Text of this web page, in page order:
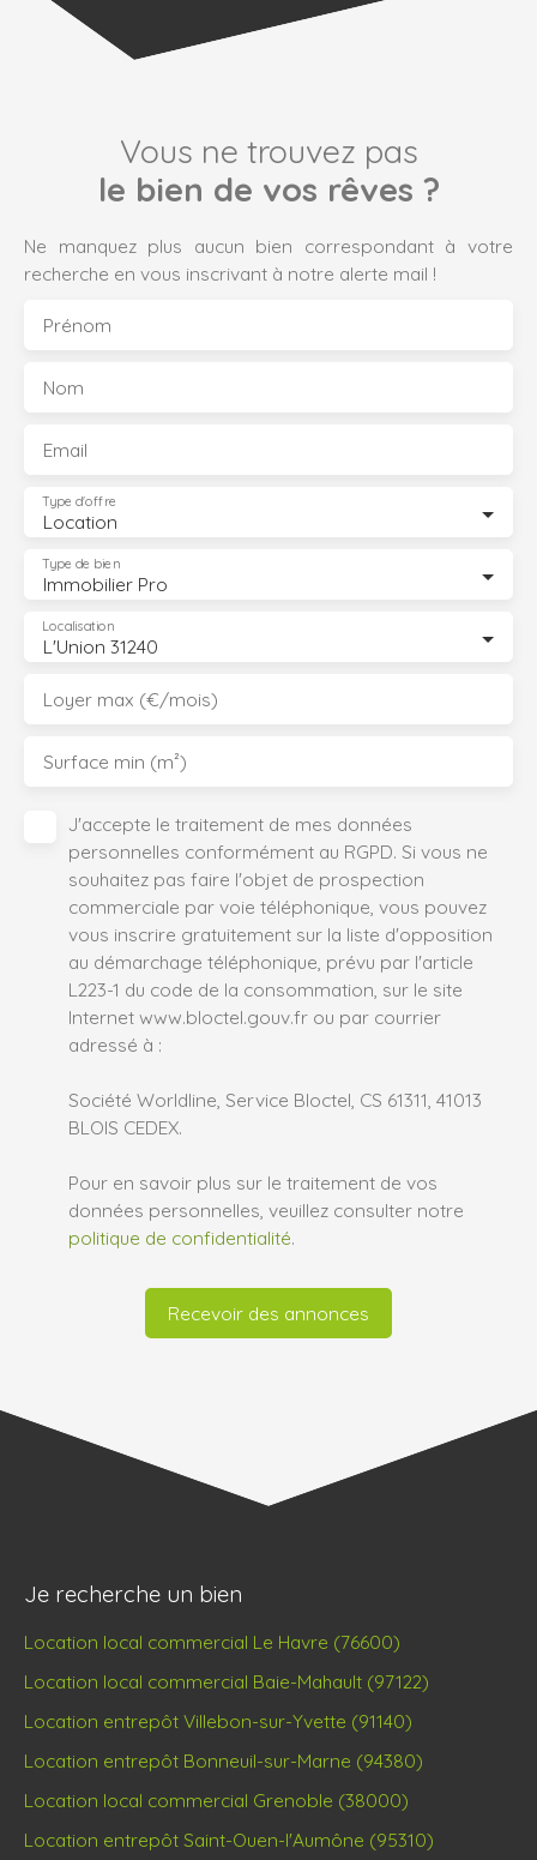
Vous ne trouvez pas
le bien de vos rêves ?
Ne manquez plus aucun bien correspondant à votre
recherche en vous inscrivant à notre alerte mail !
Prénom
Nom
Email
Location
Type d'offre
Immobilier Pro
Type de bien
L'Union 31240
Localisation
Loyer max (€/mois)
Surface min (m²)
J'accepte le traitement de mes données
personnelles conformément au RGPD. Si vous ne
souhaitez pas faire l'objet de prospection
commerciale par voie téléphonique, vous pouvez
vous inscrire gratuitement sur la liste d'opposition
au démarchage téléphonique, prévu par l'article
L223-1 du code de la consommation, sur le site
Internet www.bloctel.gouv.fr ou par courrier
adressé à :
Société Worldline, Service Bloctel, CS 61311, 41013
BLOIS CEDEX.
Pour en savoir plus sur le traitement de vos
données personnelles, veuillez consulter notre
politique de confidentialité.
Recevoir des annonces
Je recherche un bien
Location local commercial Le Havre (76600)
Location local commercial Baie-Mahault (97122)
Location entrepôt Villebon-sur-Yvette (91140)
Location entrepôt Bonneuil-sur-Marne (94380)
Location local commercial Grenoble (38000)
Location entrepôt Saint-Ouen-l'Aumône (95310)